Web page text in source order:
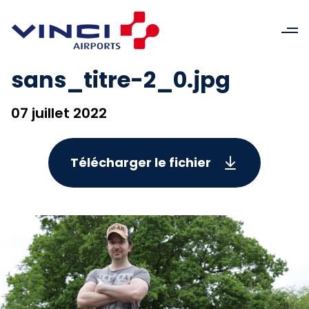
sans_titre-2_0.jpg
07 juillet 2022
Télécharger le fichier